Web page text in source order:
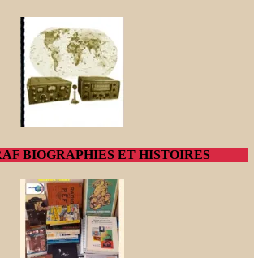
BIOGRAPHIES ET HISTOIRES